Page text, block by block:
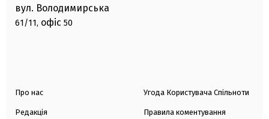
вул. Володимирська
61/11, офіс 50
Про нас
Редакція
Угода Користувача Спільноти
Правила коментування